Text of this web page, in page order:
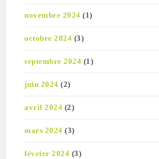
novembre 2024 (1)
octobre 2024 (3)
septembre 2024 (1)
juin 2024 (2)
avril 2024 (2)
mars 2024 (3)
février 2024 (3)